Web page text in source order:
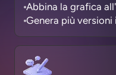
Abbina la grafica
Genera più versioni